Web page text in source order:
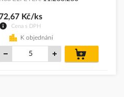
Cena s DPH
Kč/ks
K objednání
košíku